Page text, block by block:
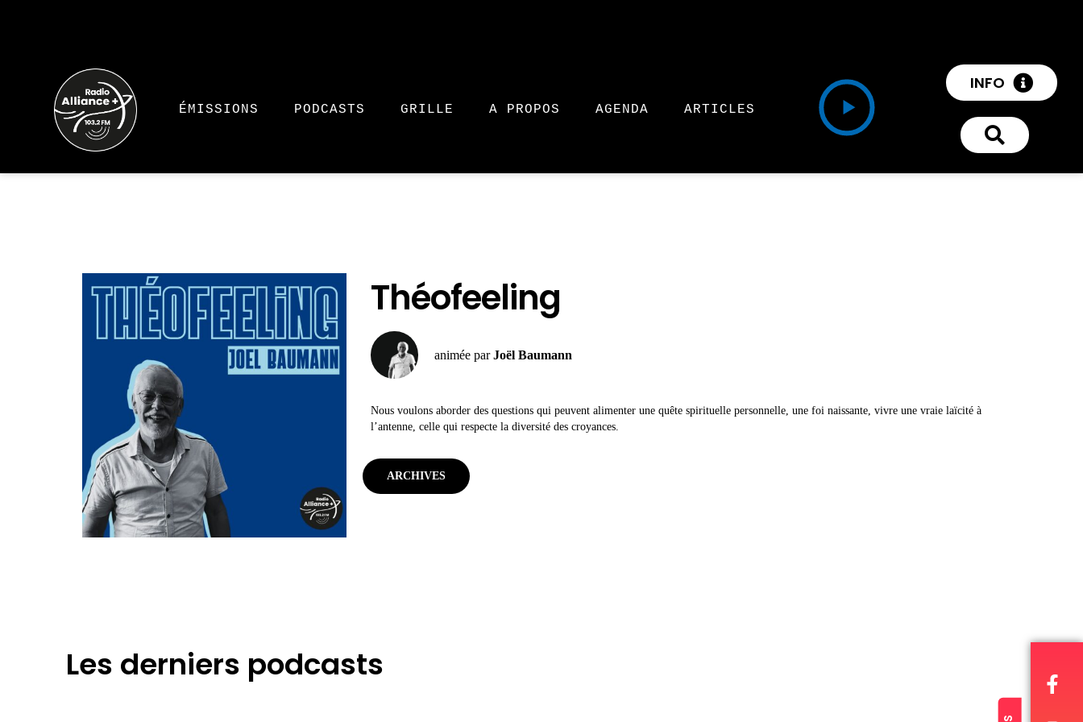
ÉMISSIONS PODCASTS GRILLE A PROPOS AGENDA ARTICLES
INFO
Théofeeling
animée parJoël Baumann
Nous voulons aborder des questions qui peuvent alimenter une quête spirituelle personnelle, une foi naissante, vivre une vraie laïcité à
l’antenne, celle qui respecte la diversité des croyances.
ARCHIVES
Les derniers podcasts